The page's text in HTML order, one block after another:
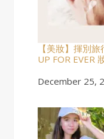
【美妝】揮別
UP FOR EVER
Date
December 25,